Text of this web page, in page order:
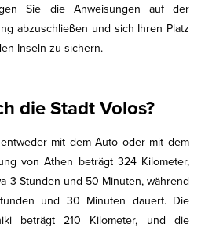
Sie die Anweisungen auf der
abzuschließen und sich Ihren Platz
Inseln zu sichern.
die Stadt Volos?
mit dem Auto oder mit dem
von Athen beträgt 324 Kilometer,
3 Stunden und 50 Minuten, während
und 30 Minuten dauert. Die
beträgt 210 Kilometer, und die